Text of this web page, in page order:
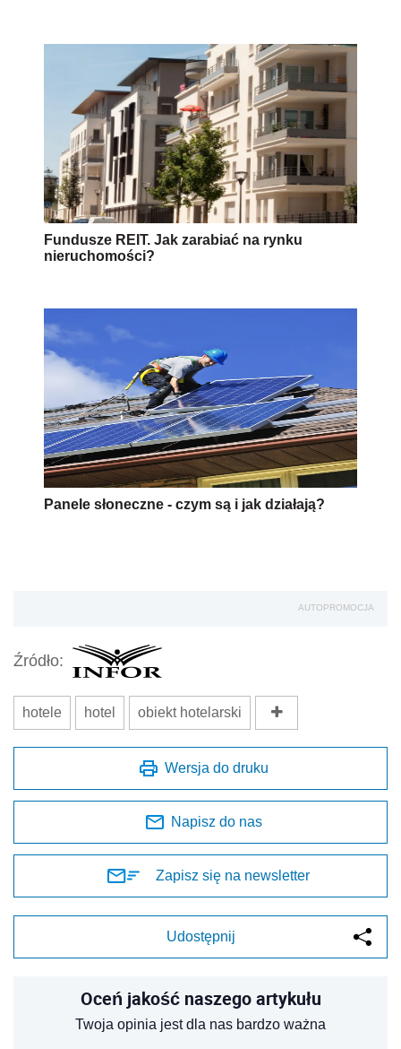
Fundusze REIT. Jak zarabiać na rynku
nieruchomości?
Panele słoneczne - czym są i jak działają?
AUTOPROMOCJA
Źródło:
hotele hotel obiekt hotelarski
Wersja do druku
Napisz do nas
Zapisz się na newsletter
Udostępnij
Oceń jakość naszego artykułu
Twoja opinia jest dla nas bardzo ważna